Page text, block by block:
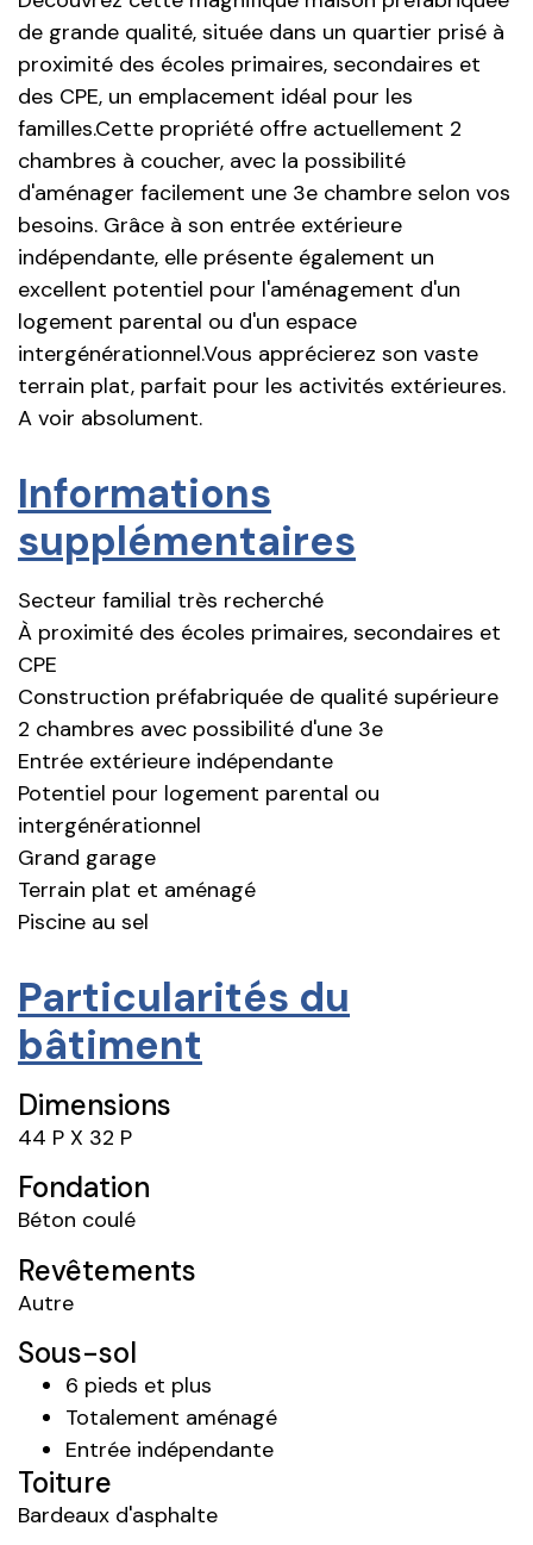
de grande qualité, située dans un quartier prisé à
proximité des écoles primaires, secondaires et
des CPE, un emplacement idéal pour les
familles.Cette propriété offre actuellement 2
chambres à coucher, avec la possibilité
d'aménager facilement une 3e chambre selon vos
besoins. Grâce à son entrée extérieure
indépendante, elle présente également un
excellent potentiel pour l'aménagement d'un
logement parental ou d'un espace
intergénérationnel.Vous apprécierez son vaste
terrain plat, parfait pour les activités extérieures.
A voir absolument.
Informations
supplémentaires
Secteur familial très recherché
À proximité des écoles primaires, secondaires et
CPE
Construction préfabriquée de qualité supérieure
2 chambres avec possibilité d'une 3e
Entrée extérieure indépendante
Potentiel pour logement parental ou
intergénérationnel
Grand garage
Terrain plat et aménagé
Piscine au sel
Particularités du
bâtiment
Dimensions
44 P X 32 P
Fondation
Béton coulé
Revêtements
Autre
Sous-sol
6 pieds et plus
Totalement aménagé
Entrée indépendante
Toiture
Bardeaux d'asphalte